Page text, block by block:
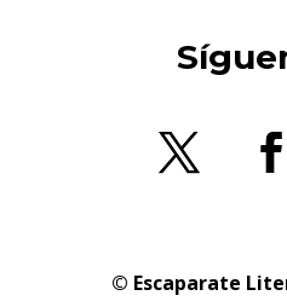
© Escaparate